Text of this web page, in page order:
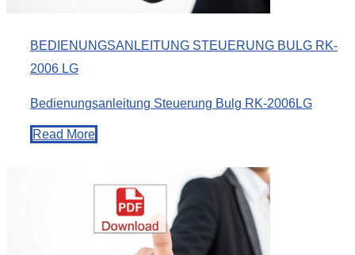
BEDIENUNGSANLEITUNG STEUERUNG BULG RK-
2006 LG
Bedienungsanleitung Steuerung Bulg RK-2006LG
Read More